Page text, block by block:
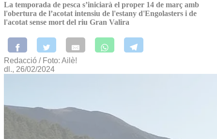
La temporada de pesca s’iniciarà el proper 14 de març amb
l'obertura de l’acotat intensiu de l'estany d'Engolasters i de
l'acotat sense mort del riu Gran Valira
Redacció / Foto: Ailè!
dl., 26/02/2024